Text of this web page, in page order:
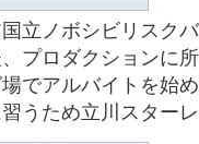
立ノボシビリスク
プロダクションに
でアルバイトを始
うため立川スター